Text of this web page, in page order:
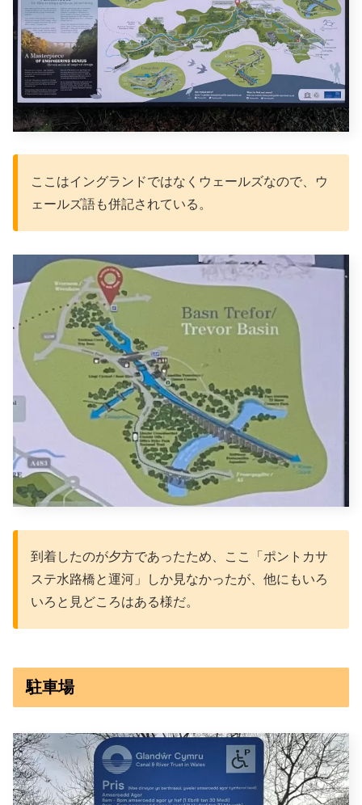
ここはイングランドではなくウェールズなので、ウ
ェールズ語も併記されている。
到着したのが夕方であったため、ここ「ポントカサ
ステ水路橋と運河」しか見なかったが、他にもいろ
いろと見どころはある様だ。
駐車場